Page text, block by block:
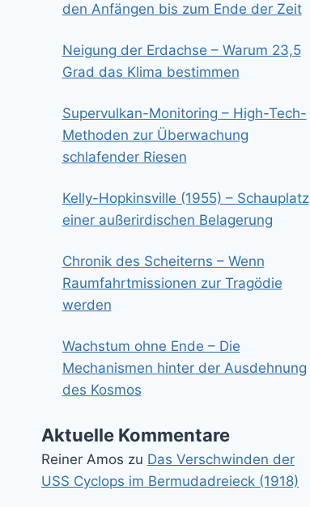
den Anfängen bis zum Ende der Zeit
Neigung der Erdachse – Warum 23,5
Grad das Klima bestimmen
Supervulkan-Monitoring – High-Tech-
Methoden zur Überwachung
schlafender Riesen
Kelly-Hopkinsville (1955) – Schauplatz
einer außerirdischen Belagerung
Chronik des Scheiterns – Wenn
Raumfahrtmissionen zur Tragödie
werden
Wachstum ohne Ende – Die
Mechanismen hinter der Ausdehnung
des Kosmos
Aktuelle Kommentare
Reiner Amos zu Das Verschwinden der
USS Cyclops im Bermudadreieck (1918)